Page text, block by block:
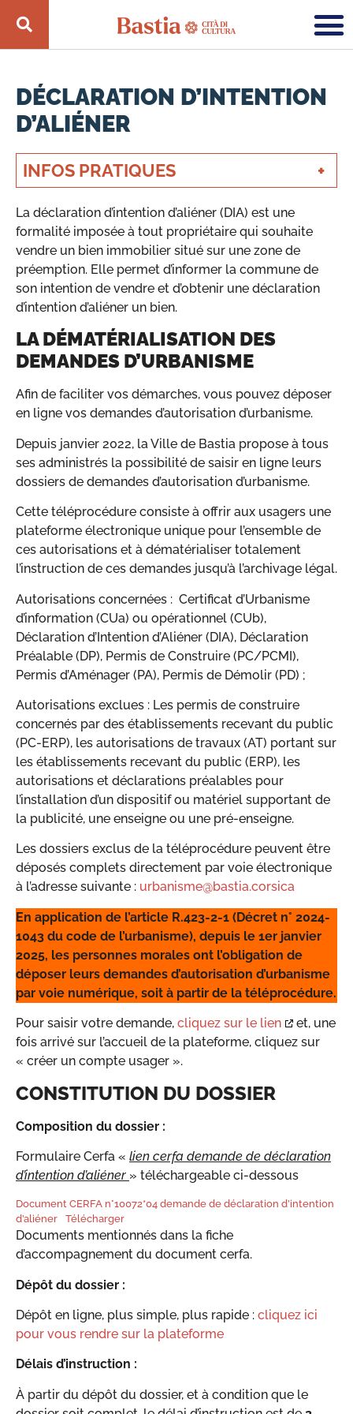
INFOS PRATIQUES
DÉCLARATION D’INTENTION
D’ALIÉNER
La déclaration d’intention d’aliéner (DIA) est une
formalité imposée à tout propriétaire qui souhaite
vendre un bien immobilier situé sur une zone de
préemption. Elle permet d’informer la commune de
son intention de vendre et d’obtenir une déclaration
d’intention d’aliéner un bien.
LA DÉMATÉRIALISATION DES
DEMANDES D’URBANISME
Afin de faciliter vos démarches, vous pouvez déposer
en ligne vos demandes d’autorisation d’urbanisme.
Depuis janvier 2022, la Ville de Bastia propose à tous
ses administrés la possibilité de saisir en ligne leurs
dossiers de demandes d’autorisation d’urbanisme.
Cette téléprocédure consiste à offrir aux usagers une
plateforme électronique unique pour l’ensemble de
ces autorisations et à dématérialiser totalement
l’instruction de ces demandes jusqu’à l’archivage légal.
Autorisations concernées : Certificat d’Urbanisme
d’information (CUa) ou opérationnel (CUb),
Déclaration d’Intention d’Aliéner (DIA), Déclaration
Préalable (DP), Permis de Construire (PC/PCMI),
Permis d’Aménager (PA), Permis de Démolir (PD) ;
Autorisations exclues : Les permis de construire
concernés par des établissements recevant du public
(PC-ERP), les autorisations de travaux (AT) portant sur
les établissements recevant du public (ERP), les
autorisations et déclarations préalables pour
l’installation d’un dispositif ou matériel supportant de
la publicité, une enseigne ou une pré-enseigne.
Les dossiers exclus de la téléprocédure peuvent être
déposés complets directement par voie électronique
à l’adresse suivante : urbanisme@bastia.corsica
En application de l’article R.423-2-1 (Décret n° 2024-
1043 du code de l’urbanisme), depuis le 1er janvier
2025, les personnes morales ont l’obligation de
déposer leurs demandes d’autorisation d’urbanisme
par voie numérique, soit à partir de la téléprocédure.
Pour saisir votre demande, cliquez sur le lien
et, une
fois arrivé sur l’accueil de la plateforme, cliquez sur
« créer un compte usager ».
CONSTITUTION DU DOSSIER
Composition du dossier :
Formulaire Cerfa « lien cerfa demande de déclaration
d’intention d’aliéner » téléchargeable ci-dessous
Document CERFA n°10072*04 demande de déclaration d’intention
d’aliéner
Télécharger
Documents mentionnés dans la fiche
d’accompagnement du document cerfa.
Dépôt du dossier :
Dépôt en ligne, plus simple, plus rapide : cliquez ici
pour vous rendre sur la plateforme
Délais d’instruction :
À partir du dépôt du dossier, et à condition que le